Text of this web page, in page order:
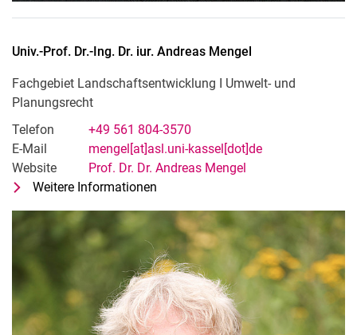
Univ.-Prof. Dr.-Ing. Dr. iur. Andreas Mengel
Fachgebiet Landschaftsentwicklung I Umwelt- und
Planungsrecht
Telefon
+49 561 804-3570
E-Mail
mengel[at]asl.uni-kassel[dot]de
Website
Prof. Dr. Dr. Andreas Mengel
Weitere Informationen